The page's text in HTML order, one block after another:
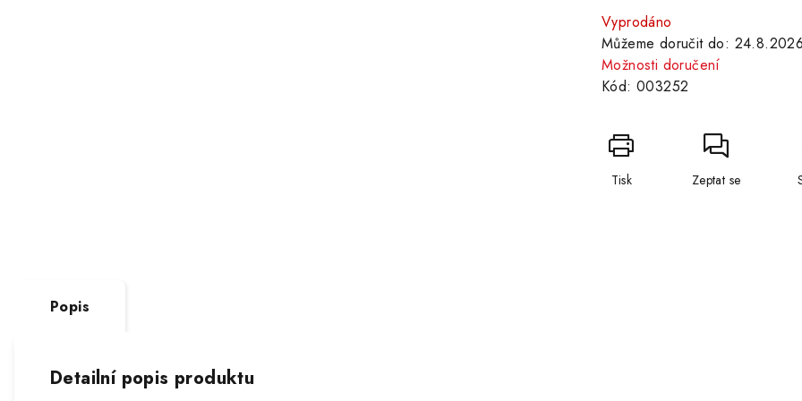
cena:
Vyprodáno
Můžeme doručit do: 24.8.2026
Možnosti doručení
Kód: 003252
Tisk Zeptat se
Popis
Detailní popis produktu